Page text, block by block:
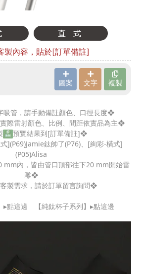
管，請手動備註顏色、口徑長度❖
際雷射顏色、比例、間距依實品為主❖
預覽結果到[訂單備註]❖
](P69)Jamie鈦帥了(P76)、[絢彩-橫式]
(P05)Alisa
內，皆由管口頂部往下20 mm開始雷
雕❖
製需求，請於訂單留言詢問❖
▸點這邊 【純鈦杯子系列】▸點這邊